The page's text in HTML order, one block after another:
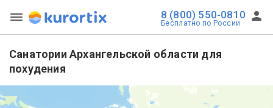
8 (800) 550-0810
Бесплатно по России
Санатории Архангельской области для
похудения